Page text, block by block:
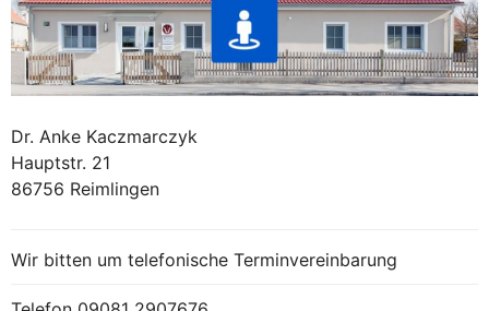
Dr. Anke Kaczmarczyk
Hauptstr. 21
86756 Reimlingen
Wir bitten um telefonische Terminvereinbarung